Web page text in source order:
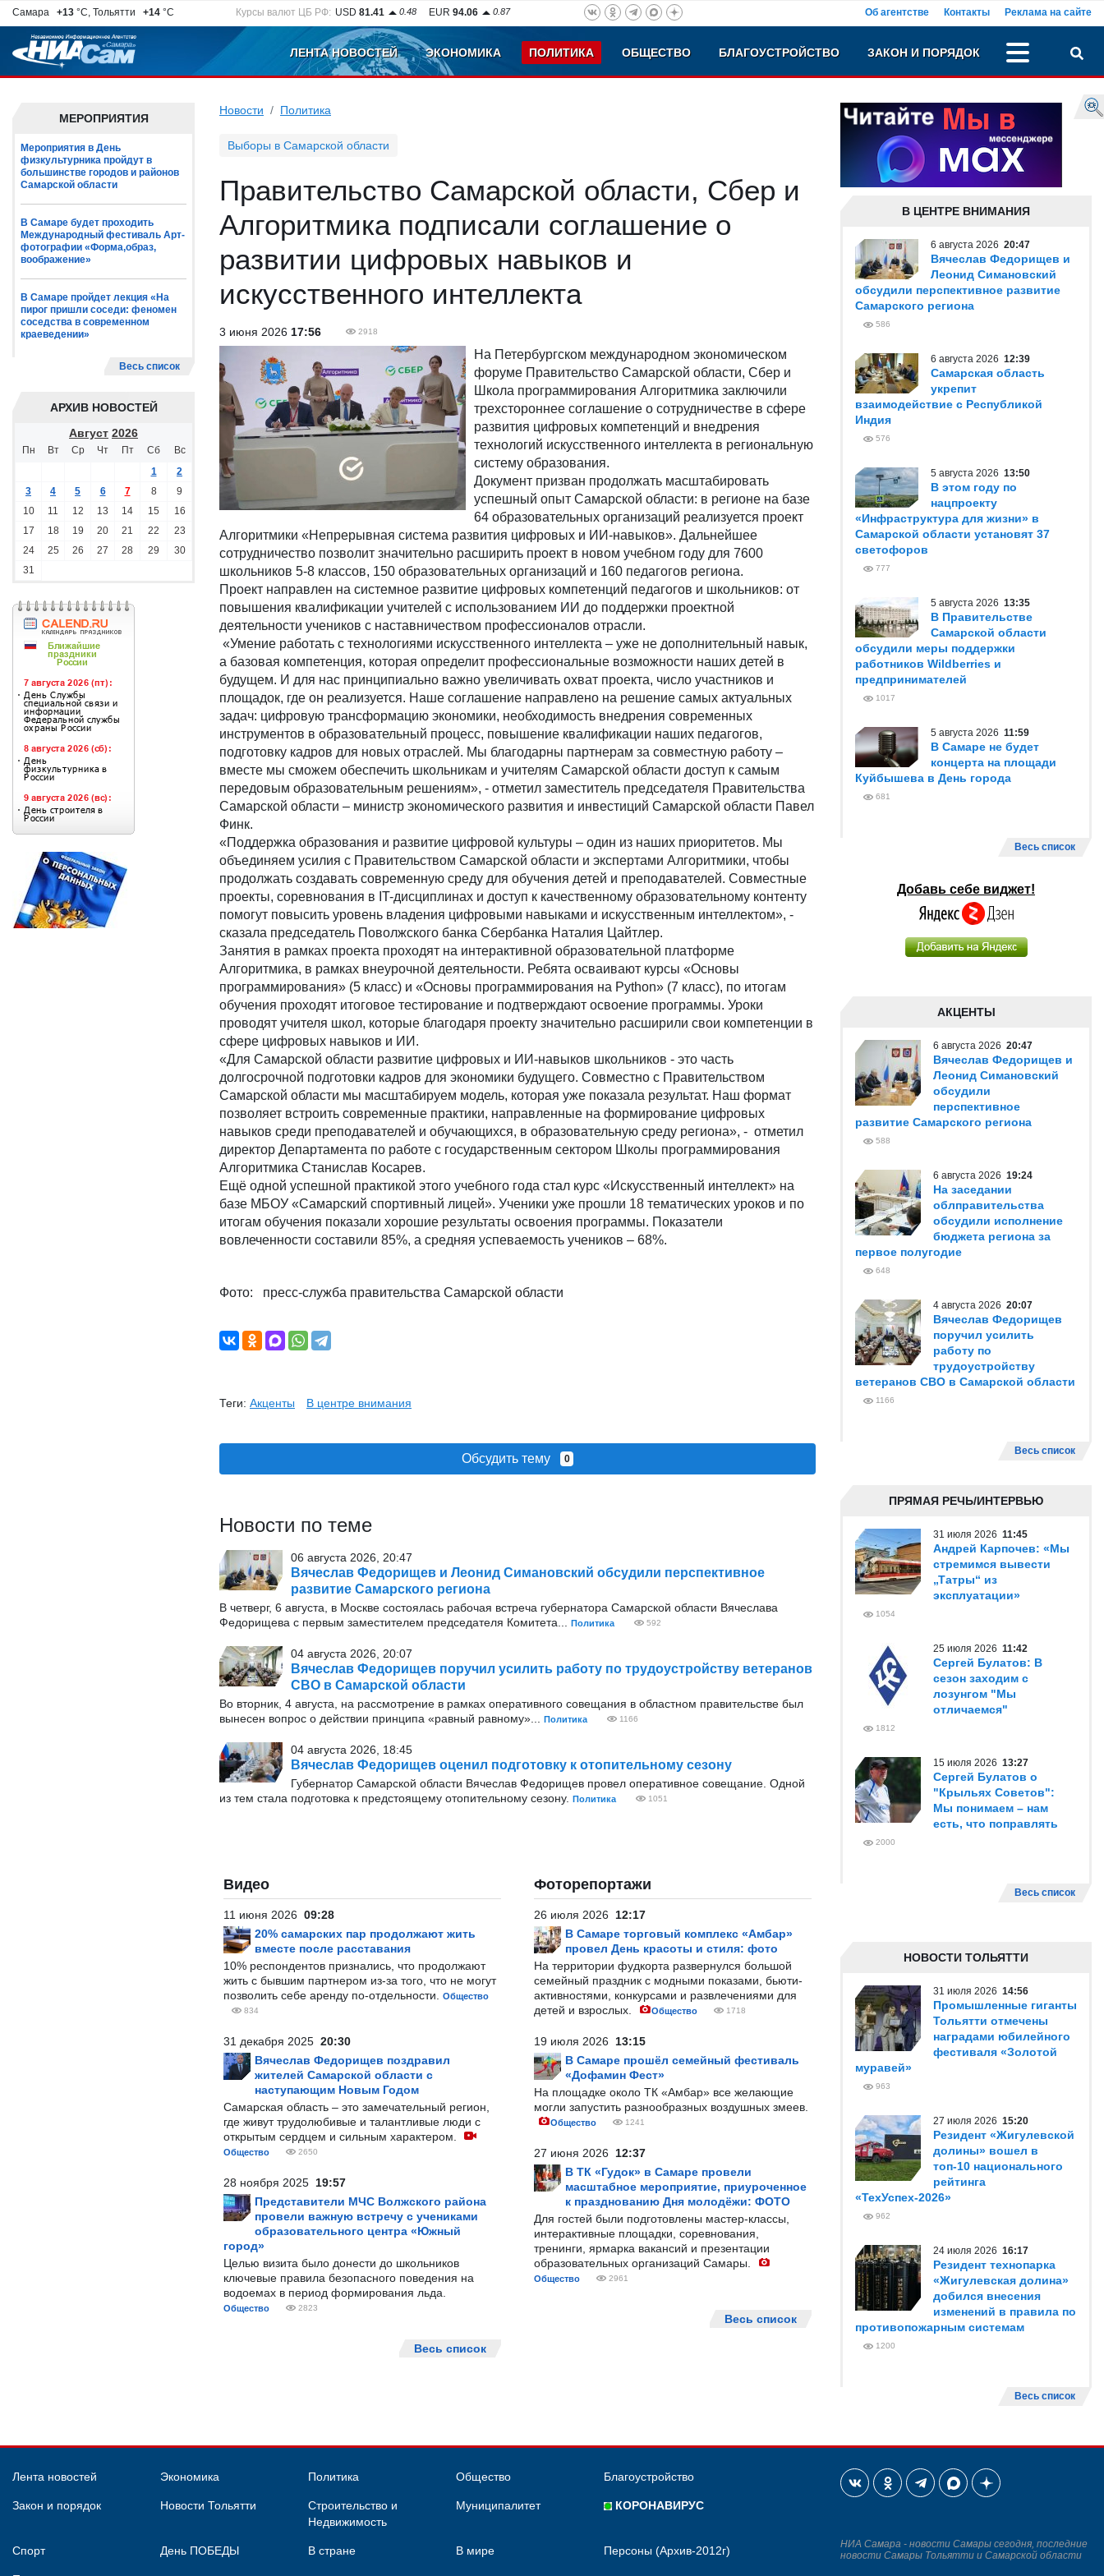
Самара +13 °C, Тольятти +14 °C Курсы валют ЦБ РФ: USD 81.41 0.48 EUR 94.06 0.87 Об агентстве Контакты Реклама на сайте
ЛЕНТА НОВОСТЕЙ ЭКОНОМИКА ПОЛИТИКА ОБЩЕСТВО БЛАГОУСТРОЙСТВО ЗАКОН И ПОРЯДОК
МЕРОПРИЯТИЯ
Мероприятия в День
физкультурника пройдут в
большинстве городов и районов
Самарской области
В Самаре будет проходить
Международный фестиваль Арт-
фотографии «Форма,образ,
воображение»
В Самаре пройдет лекция «На
пирог пришли соседи: феномен
соседства в современном
краеведении»
Весь список
АРХИВ НОВОСТЕЙ
Август 2026
Пн Вт Ср Чт Пт Сб
Вс
1
2
3
4 5 6 7 8
9
10
11 12 13 14 15
16
17
18 19 20 21 22
23
24
25 26 27 28 29
30
31
Новости Политика
Выборы в Самарской области
Правительство Самарской области, Сбер и
Алгоритмика подписали соглашение о
развитии цифровых навыков и
искусственного интеллекта
3 июня 2026 17:56 2918
На Петербургском международном экономическом
форуме Правительство Самарской области, Сбер и
Школа программирования Алгоритмика заключили
трехстороннее соглашение о сотрудничестве в сфере
развития цифровых компетенций и внедрения
технологий искусственного интеллекта в региональную
систему образования.
Документ призван продолжать масштабировать
успешный опыт Самарской области: в регионе на базе
64 образовательных организаций реализуется проект
Алгоритмики «Непрерывная система развития цифровых и ИИ-навыков». Дальнейшее
сотрудничество позволит значительно расширить проект в новом учебном году для 7600
школьников 5-8 классов, 150 образовательных организаций и 160 педагогов региона.
Проект направлен на системное развитие цифровых компетенций педагогов и школьников: от
повышения квалификации учителей с использованием ИИ до поддержки проектной
деятельности учеников с наставничеством профессионалов отрасли.
«Умение работать с технологиями искусственного интеллекта – уже не дополнительный навык,
а базовая компетенция, которая определит профессиональные возможности наших детей в
будущем. И для нас принципиально важно увеличивать охват проекта, число участников и
площадок, где он реализуется. Наше соглашение направлено на решение самых актуальных
задач: цифровую трансформацию экономики, необходимость внедрения современных
инструментов в образовательный процесс, повышение квалификации наших педагогов,
подготовку кадров для новых отраслей. Мы благодарны партнерам за совместную работу –
вместе мы сможем обеспечить школьникам и учителям Самарской области доступ к самым
передовым образовательным решениям», - отметил заместитель председателя Правительства
Самарской области – министр экономического развития и инвестиций Самарской области Павел
Финк.
«Поддержка образования и развитие цифровой культуры – один из наших приоритетов. Мы
объединяем усилия с Правительством Самарской области и экспертами Алгоритмики, чтобы
продолжать создавать современную среду для обучения детей и преподавателей. Совместные
проекты, соревнования в IT-дисциплинах и доступ к качественному образовательному контенту
помогут повысить уровень владения цифровыми навыками и искусственным интеллектом», -
сказала председатель Поволжского банка Сбербанка Наталия Цайтлер.
Занятия в рамках проекта проходят на интерактивной образовательной платформе
Алгоритмика, в рамках внеурочной деятельности. Ребята осваивают курсы «Основы
программирования» (5 класс) и «Основы программирования на Python» (7 класс), по итогам
обучения проходят итоговое тестирование и подтверждают освоение программы. Уроки
проводят учителя школ, которые благодаря проекту значительно расширили свои компетенции в
сфере цифровых навыков и ИИ.
«Для Самарской области развитие цифровых и ИИ-навыков школьников - это часть
долгосрочной подготовки кадров для экономики будущего. Совместно с Правительством
Самарской области мы масштабируем модель, которая уже показала результат. Наш формат
позволяет встроить современные практики, направленные на формирование цифровых
навыков среди преподавателей и обучающихся, в образовательную среду региона», - отметил
директор Департамента по работе с государственным сектором Школы программирования
Алгоритмика Станислав Косарев.
Ещё одной успешной практикой этого учебного года стал курс «Искусственный интеллект» на
базе МБОУ «Самарский спортивный лицей». Ученики уже прошли 18 тематических уроков и по
итогам обучения показали хорошие результаты освоения программы. Показатели
вовлеченности составили 85%, а средняя успеваемость учеников – 68%.
Фото: пресс-служба правительства Самарской области
Теги: Акценты В центре внимания
Обсудить тему 0
Новости по теме
06 августа 2026, 20:47
Вячеслав Федорищев и Леонид Симановский обсудили перспективное
развитие Самарского региона
В четверг, 6 августа, в Москве состоялась рабочая встреча губернатора Самарской области Вячеслава
Федорищева с первым заместителем председателя Комитета...
Политика 592
04 августа 2026, 20:07
Вячеслав Федорищев поручил усилить работу по трудоустройству ветеранов
СВО в Самарской области
Во вторник, 4 августа, на рассмотрение в рамках оперативного совещания в областном правительстве был
вынесен вопрос о действии принципа «равный равному»...
Политика 1166
04 августа 2026, 18:45
Вячеслав Федорищев оценил подготовку к отопительному сезону
Губернатор Самарской области Вячеслав Федорищев провел оперативное совещание. Одной
из тем стала подготовка к предстоящему отопительному сезону. Политика 1051
Видео
11 июня 2026 09:28
20% самарских пар продолжают жить
вместе после расставания
10% респондентов признались, что продолжают
жить с бывшим партнером из-за того, что не могут
позволить себе аренду по-отдельности.
Общество
834
31 декабря 2025 20:30
Вячеслав Федорищев поздравил
жителей Самарской области с
наступающим Новым Годом
Самарская область – это замечательный регион,
где живут трудолюбивые и талантливые люди с
открытым сердцем и сильным характером.
Общество 2650
28 ноября 2025 19:57
Представители МЧС Волжского района
провели важную встречу с учениками
образовательного центра «Южный
город»
Целью визита было донести до школьников
ключевые правила безопасного поведения на
водоемах в период формирования льда.
Общество 2823
Весь список
Фоторепортажи
26 июля 2026 12:17
В Самаре торговый комплекс «Амбар»
провел День красоты и стиля: фото
На территории фудкорта развернулся большой
семейный праздник с модными показами, бьюти-
активностями, конкурсами и развлечениями для
детей и взрослых.
Общество 1718
19 июля 2026 13:15
В Самаре прошёл семейный фестиваль
«Дофамин Фест»
На площадке около ТК «Амбар» все желающие
могли запустить разнообразных воздушных змеев.
Общество 1241
27 июня 2026 12:37
В ТК «Гудок» в Самаре провели
масштабное мероприятие, приуроченное
к празднованию Дня молодёжи: ФОТО
Для гостей были подготовлены мастер-классы,
интерактивные площадки, соревнования,
тренинги, ярмарка вакансий и презентации
образовательных организаций Самары.
Общество 2961
Весь список
В ЦЕНТРЕ ВНИМАНИЯ
6 августа 2026 20:47
Вячеслав Федорищев и
Леонид Симановский
обсудили перспективное развитие
Самарского региона
586
6 августа 2026 12:39
Самарская область
укрепит
взаимодействие с Республикой
Индия
576
5 августа 2026 13:50
В этом году по
нацпроекту
«Инфраструктура для жизни» в
Самарской области установят 37
светофоров
777
5 августа 2026 13:35
В Правительстве
Самарской области
обсудили меры поддержки
работников Wildberries и
предпринимателей
1017
5 августа 2026 11:59
В Самаре не будет
концерта на площади
Куйбышева в День города
681
Весь список
Добавь себе виджет!
АКЦЕНТЫ
6 августа 2026 20:47
Вячеслав Федорищев и
Леонид Симановский
обсудили
перспективное
развитие Самарского региона
588
6 августа 2026 19:24
На заседании
облправительства
обсудили исполнение
бюджета региона за
первое полугодие
648
4 августа 2026 20:07
Вячеслав Федорищев
поручил усилить
работу по
трудоустройству
ветеранов СВО в Самарской области
1166
Весь список
ПРЯМАЯ РЕЧЬ/ИНТЕРВЬЮ
31 июля 2026 11:45
Андрей Карпочев: «Мы
стремимся вывести
„Татры“ из
эксплуатации»
1054
25 июля 2026 11:42
Сергей Булатов: В
сезон заходим с
лозунгом "Мы
отличаемся"
1812
15 июля 2026 13:27
Сергей Булатов о
"Крыльях Советов":
Мы понимаем – нам
есть, что поправлять
2000
Весь список
НОВОСТИ ТОЛЬЯТТИ
31 июля 2026 14:56
Промышленные гиганты
Тольятти отмечены
наградами юбилейного
фестиваля «Золотой
муравей»
963
27 июля 2026 15:20
Резидент «Жигулевской
долины» вошел в
топ-10 национального
рейтинга
«ТехУспех-2026»
962
24 июля 2026 16:17
Резидент технопарка
«Жигулевская долина»
добился внесения
изменений в правила по
противопожарным системам
1200
Весь список
Лента новостей Экономика Политика Общество Благоустройство
Закон и порядок Новости Тольятти
Строительство и
Недвижимость
Муниципалитет КОРОНАВИРУС
Спорт День ПОБЕДЫ В стране В мире Персоны (Архив-2012г)
НИА Самара - новости Самары сегодня, последние
новости Самары Тольятти и Самарской области